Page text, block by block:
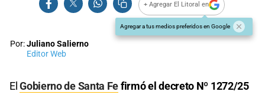
+ Agregar El Litoral en
Agregar a tus medios preferidos en Google
Por:Juliano Salierno
Editor Web
ElGobierno de Santa Fefirmó el decreto Nº 1272/25